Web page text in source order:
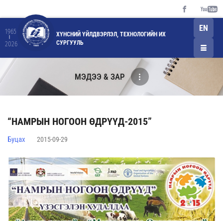
1965
2026
ХҮНСНИЙ ҮЙЛДВЭРЛЭЛ, ТЕХНОЛОГИЙН ИХ
СУРГУУЛЬ
EN
МЭДЭЭ & ЗАР
“НАМРЫН НОГООН ӨДРҮҮД-2015”
Буцах 2015-09-29